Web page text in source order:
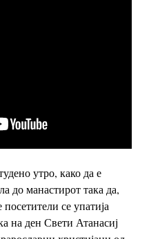
утро, како да е
до манастирот така да,
се упатија
на ден Свети Атанасиј